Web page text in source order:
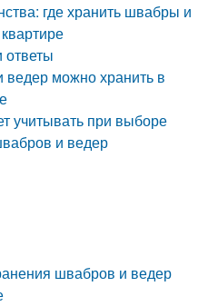
где хранить швабры и
можно хранить в
учитывать при выборе
и ведер
швабров и ведер